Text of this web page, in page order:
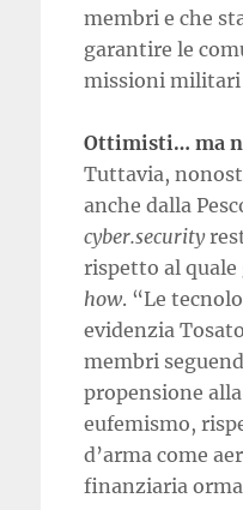
membri e che
garantire le
missioni militari
Ottimisti… ma
Tuttavia,
anche dalla
cyber.security
rispetto al quale
how. “Le
evidenzia
membri
propensione
eufemismo,
d’arma come
finanziaria